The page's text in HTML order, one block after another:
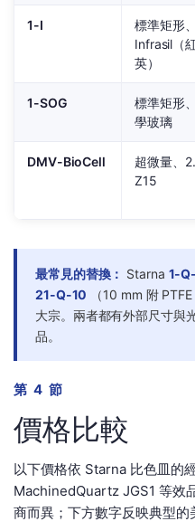
1-I
標準矩形、
Infrasil（
英）
1-SOG
標準矩形
學玻璃
DMV-BioCell
超微量、
Z15
最常見的替換： Starna 1-
21-Q-10 （10 mm 附
大宗。兩者都有外部尺寸與
品。
第 4 節
價格比較
以下價格依 Starna 比色皿的
MachinedQuartz JGS1 等效
商而異；下方數字反映典型的